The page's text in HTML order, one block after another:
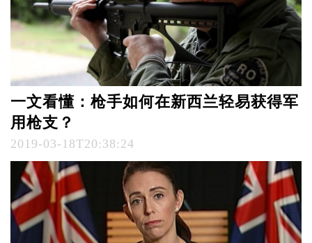
一文看懂：枪手如何在新西兰轻易获得军
用枪支？
2019-03-18T20:38:24